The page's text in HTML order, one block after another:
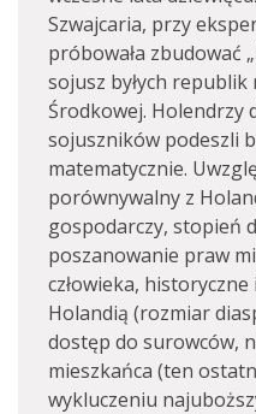
Szwajcaria, przy
próbowała zbudować
sojusz byłych republik
Środkowej. Holendrzy
sojuszników podeszli
matematycznie.
porównywalny z
gospodarczy, stopień
poszanowanie praw
człowieka,
Holandią (rozmiar
dostęp do surowców,
mieszkańca (ten
wykluczeniu